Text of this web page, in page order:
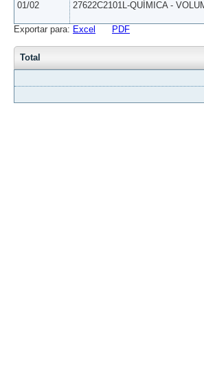
01/02 27622C2101L-QUÍMICA -
Exportar para: Excel PDF
Total